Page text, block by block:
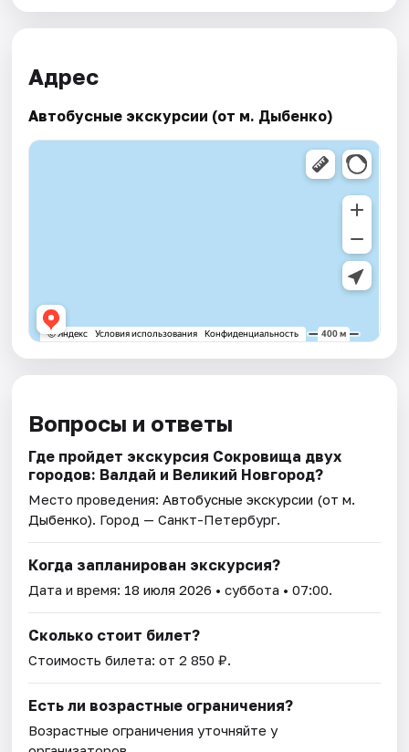
Адрес
Автобусные экскурсии (от м. Дыбенко)
Вопросы и ответы
Где пройдет экскурсия Сокровища двух
городов: Валдай и Великий Новгород?
Место проведения:Автобусные экскурсии (от м.
Дыбенко). Город — Санкт-Петербург.
Когда запланирован экскурсия?
Дата и время: 18 июля 2026 • суббота • 07:00.
Сколько стоит билет?
Стоимость билета: от 2 850 ₽.
Есть ли возрастные ограничения?
Возрастные ограничения уточняйте у